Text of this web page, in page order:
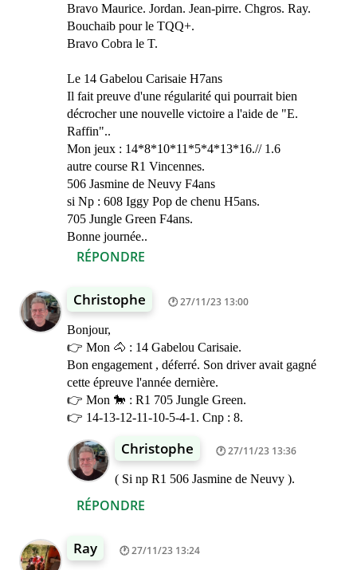
Bravo Maurice. Jordan. Jean-pirre. Chgros. Ray.
Bouchaib pour le TQQ+.
Bravo Cobra le T.
Le 14 Gabelou Carisaie H7ans
Il fait preuve d'une régularité qui pourrait bien
décrocher une nouvelle victoire a l'aide de "E.
Raffin"..
Mon jeux : 14*8*10*11*5*4*13*16.// 1.6
autre course R1 Vincennes.
506 Jasmine de Neuvy F4ans
si Np : 608 Iggy Pop de chenu H5ans.
705 Jungle Green F4ans.
Bonne journée..
RÉPONDRE
Christophe 27/11/23 13:00
Bonjour,
👉 Mon 🐴 : 14 Gabelou Carisaie.
Bon engagement , déferré. Son driver avait gagné
cette épreuve l'année dernière.
👉 Mon 🐎 : R1 705 Jungle Green.
👉 14-13-12-11-10-5-4-1. Cnp : 8.
RÉPONDRE
Christophe 27/11/23 13:36
( Si np R1 506 Jasmine de Neuvy ).
Ray 27/11/23 13:24